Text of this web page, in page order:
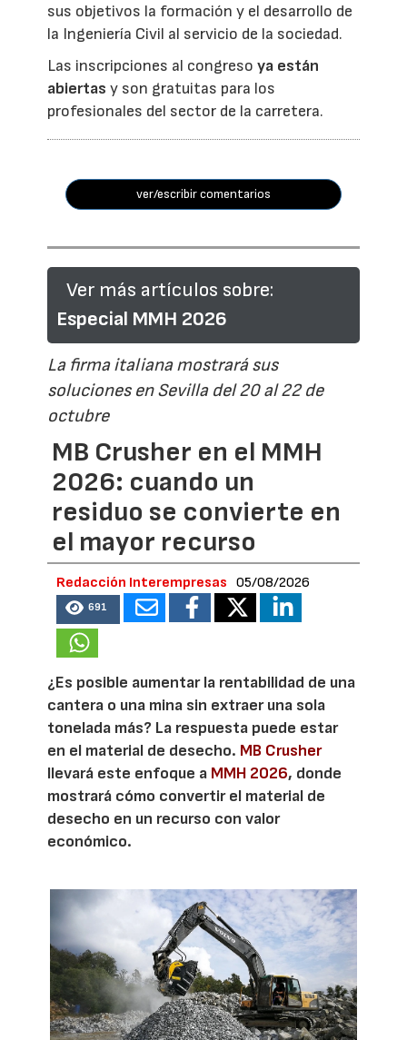
sus objetivos la formación y el desarrollo de
la Ingeniería Civil al servicio de la sociedad.
Las inscripciones al congresoya están
abiertas y son gratuitas para los
profesionales del sector de la carretera.
ver/escribir comentarios
Ver más artículos sobre:
Especial MMH 2026
La firma italiana mostrará sus
soluciones en Sevilla del 20 al 22 de
octubre
MB Crusher en el MMH
2026: cuando un
residuo se convierte en
el mayor recurso
Redacción Interempresas 05/08/2026
691
¿Es posible aumentar la rentabilidad de una
cantera o una mina sin extraer una sola
tonelada más? La respuesta puede estar
en el material de desecho. MB Crusher
llevará este enfoque a MMH 2026, donde
mostrará cómo convertir el material de
desecho en un recurso con valor
económico.